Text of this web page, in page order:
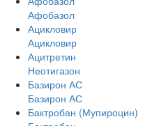
Афобазол
Ацикловир
Ацикловир
Ацитретин
Неотигазон
Базирон АС
Базирон АС
Бактробан (Мупироцин)